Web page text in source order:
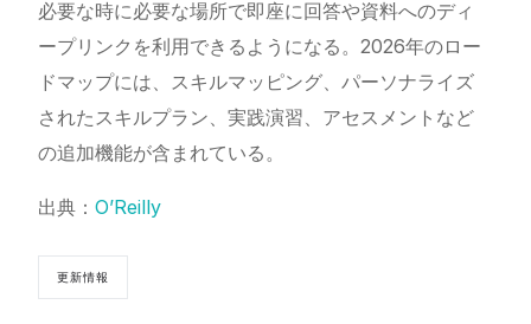
必要な時に必要な場所で即座に回答や資料へのディ
ープリンクを利用できるようになる。2026年のロー
ドマップには、スキルマッピング、パーソナライズ
されたスキルプラン、実践演習、アセスメントなど
の追加機能が含まれている。
出典：O’Reilly
更新情報